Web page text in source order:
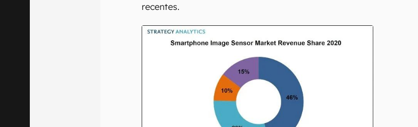
recentes.